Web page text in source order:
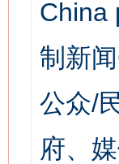
China
制新
公众/
府、